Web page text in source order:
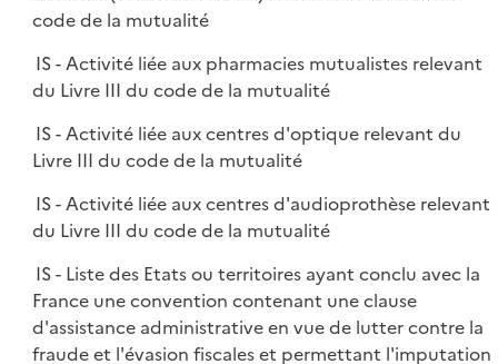
code de la mutualité
IS - Activité liée aux pharmacies mutualistes relevant
du Livre III du code de la mutualité
IS - Activité liée aux centres d'optique relevant du
Livre III du code de la mutualité
IS - Activité liée aux centres d'audioprothèse relevant
du Livre III du code de la mutualité
IS - Liste des Etats ou territoires ayant conclu avec la
France une convention contenant une clause
d'assistance administrative en vue de lutter contre la
fraude et l'évasion fiscales et permettant l'imputation